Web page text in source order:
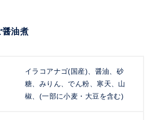
醤油煮
イラコアナゴ(国産)、醤油、砂
糖、みりん、でん粉、寒天、山
椒、(一部に小麦・大豆を含む)